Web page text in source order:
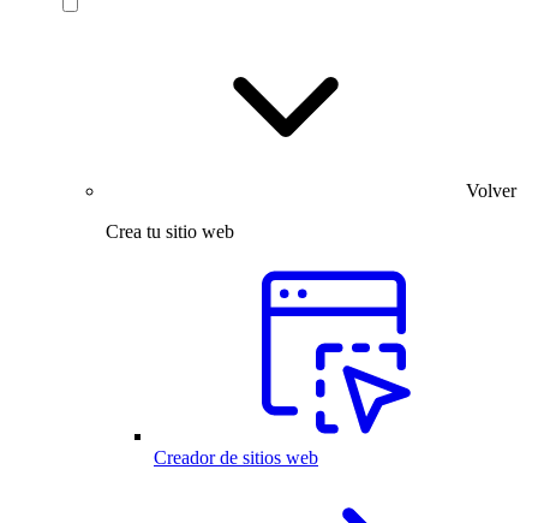
Volver
Crea tu sitio web
Creador de sitios web